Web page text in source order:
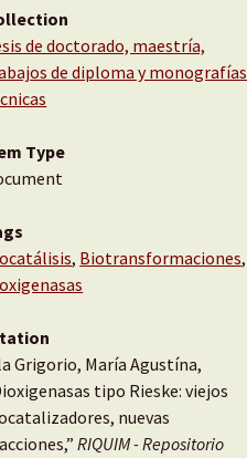
de doctorado, maestría,
de diploma y monografías
Type
, Biotransformaciones,
Grigorio, María Agustína,
tipo Rieske: viejos
nuevas
RIQUIM - Repositorio